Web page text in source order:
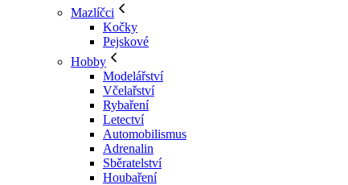
Mazlíčci
Kočky
Pejskové
Hobby
Modelářství
Včelařství
Rybaření
Letectví
Automobilismus
Adrenalin
Sběratelství
Houbaření